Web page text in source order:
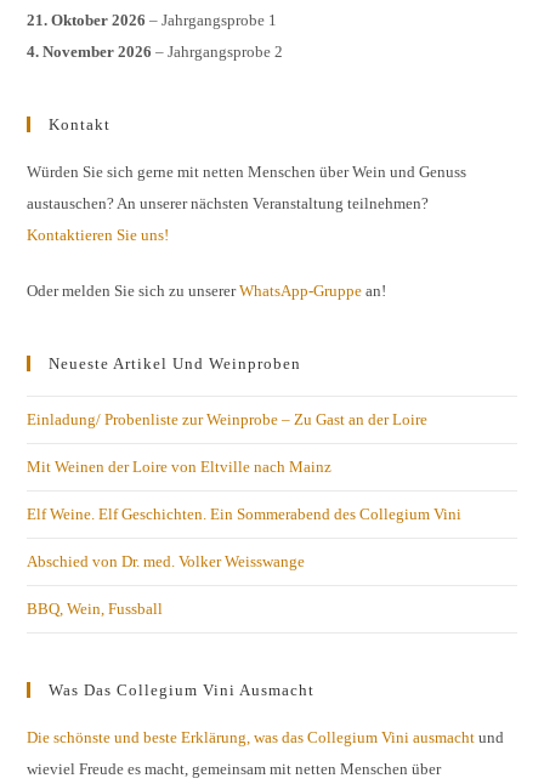
21. Oktober 2026 – Jahrgangsprobe 1
4. November 2026 – Jahrgangsprobe 2
Kontakt
Würden Sie sich gerne mit netten Menschen über Wein und Genuss
austauschen? An unserer nächsten Veranstaltung teilnehmen?
Kontaktieren Sie uns!
Oder melden Sie sich zu unsererWhatsApp-Gruppe an!
Neueste Artikel Und Weinproben
Einladung/ Probenliste zur Weinprobe – Zu Gast an der Loire
Mit Weinen der Loire von Eltville nach Mainz
Elf Weine. Elf Geschichten. Ein Sommerabend des Collegium Vini
Abschied von Dr. med. Volker Weisswange
BBQ, Wein, Fussball
Was Das Collegium Vini Ausmacht
Die schönste und beste Erklärung, was das Collegium Vini ausmacht und
wieviel Freude es macht, gemeinsam mit netten Menschen über